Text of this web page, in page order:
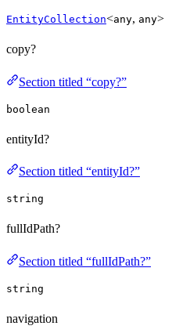
EntityCollection<any, any>
copy?
Section titled “copy?”
boolean
entityId?
Section titled “entityId?”
string
fullIdPath?
Section titled “fullIdPath?”
string
navigation